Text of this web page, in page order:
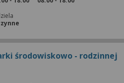
środowiskowo - rodzinnej